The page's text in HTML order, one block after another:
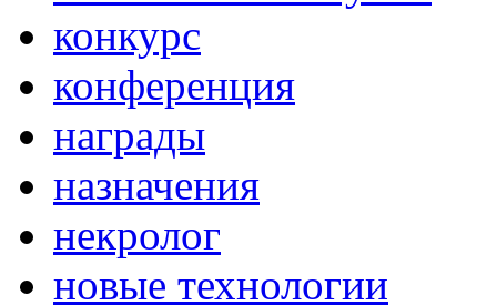
конкурс
конференция
награды
назначения
некролог
новые технологии